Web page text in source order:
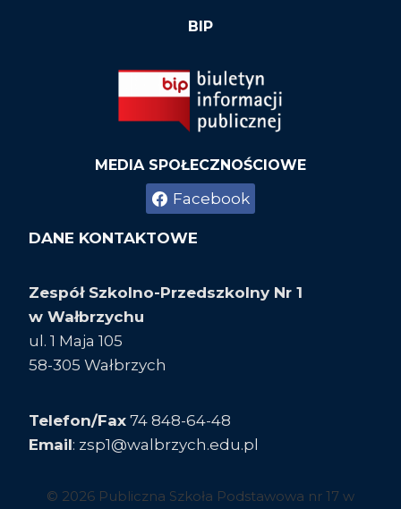
BIP
MEDIA SPOŁECZNOŚCIOWE
Facebook
DANE KONTAKTOWE
Zespół Szkolno-Przedszkolny Nr 1
w Wałbrzychu
ul. 1 Maja 105
58-305 Wałbrzych
Telefon/Fax 74 848-64-48
Email: zsp1@walbrzych.edu.pl
© 2026 Publiczna Szkoła Podstawowa nr 17 w